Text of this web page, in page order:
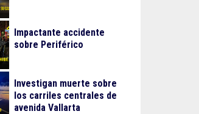
Impactante accidente
sobre Periférico
Investigan muerte sobre
los carriles centrales de
avenida Vallarta